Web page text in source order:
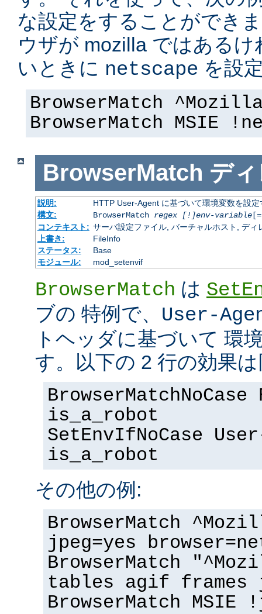
な設定をすることができ
ウザが mozilla ではある
いときに netscape を設
BrowserMatch
BrowserMatch MSIE
BrowserMatch デ
説明:
HTTP User-Agent に基づいて環境変数を設定
構文:
BrowserMatch regex [!]env-variable[=
コンテキスト: サーバ設定ファイル, バーチャルホスト, ディ
上書き:
FileInfo
ステータス:
Base
モジュール:
mod_setenvif
BrowserMatch は
ブの 特例で、 User-
トヘッダに基づいて 環
す。以下の 2 行の効果
BrowserMatchNoCase
is_a_robot
SetEnvIfNoCase
is_a_robot
その他の例:
BrowserMatch
jpeg=yes
BrowserMatch
tables agif frames
BrowserMatch